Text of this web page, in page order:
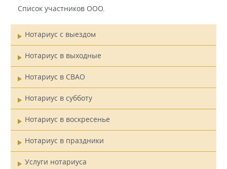
Список участников ООО.
Главное
меню
Нотариус с выездом
Нотариус в выходные
Нотариус в СВАО
Нотариус в субботу
Нотариус в воскресенье
Нотариус в праздники
Услуги нотариуса